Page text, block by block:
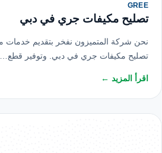
GREE
تصليح مكيفات جري في دبي
نحن شركة المتميزون نفخر بتقديم خدمات
تصليح مكيفات جري في دبي. وتوفير قطع…
اقرأ المزيد ←